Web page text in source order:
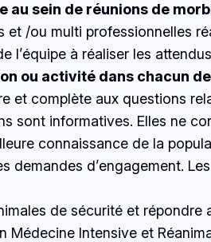
au sein de réunions de
/ou multi professionnelles
l’équipe à réaliser les
ou activité dans chacun
et complète aux questions
sont informatives. Elles ne
connaissance de la
demandes d’engagement.
de sécurité et
Médecine Intensive et